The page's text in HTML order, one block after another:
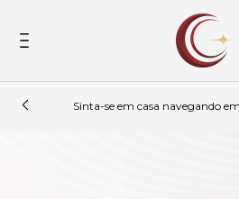
Sinta-se em casa navegando